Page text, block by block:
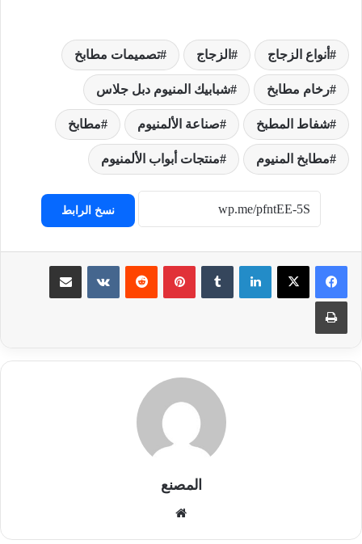
أنواع الزجاج الزجاج تصميمات مطابخ
رخام مطابخ شبابيك المنيوم دبل جلاس
شفاط المطبخ صناعة الألمنيوم مطابخ
مطابخ المنيوم منتجات أبواب الألمنيوم
نسخ الرابط
لينكدإن بينتيريست
المصنع